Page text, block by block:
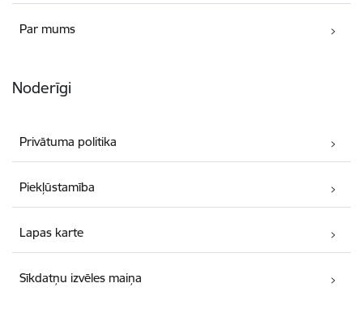
Par mums
Noderīgi
Privātuma politika
Piekļūstamība
Lapas karte
Sīkdatņu izvēles maiņa